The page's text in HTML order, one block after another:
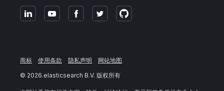
商标 使用条款 隐私声明
网站地图
© 2026.elasticsearch B.V. 版权所有